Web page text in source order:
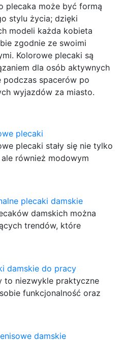
plecaka może być formą
stylu życia; dzięki
modeli każda kobieta
zgodnie ze swoimi
Kolorowe plecaki są
dla osób aktywnych
podczas spacerów po
wyjazdów za miasto.
plecaki
plecaki stały się nie tylko
również modowym
plecaki damskie
damskich można
trendów, które
damskie do pracy
to niezwykle praktyczne
funkcjonalność oraz
damskie